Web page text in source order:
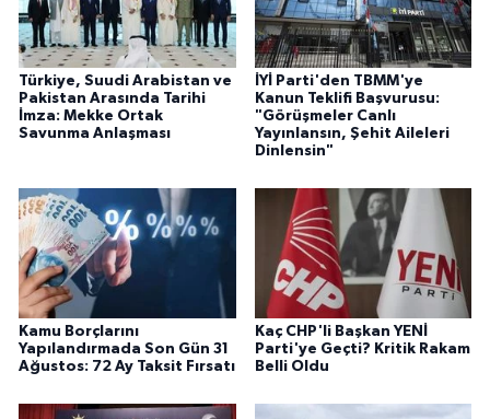
Türkiye, Suudi Arabistan ve
Pakistan Arasında Tarihi
İmza: Mekke Ortak
Savunma Anlaşması
İYİ Parti'den TBMM'ye
Kanun Teklifi Başvurusu:
"Görüşmeler Canlı
Yayınlansın, Şehit Aileleri
Dinlensin"
Kamu Borçlarını
Yapılandırmada Son Gün 31
Ağustos: 72 Ay Taksit Fırsatı
Kaç CHP'li Başkan YENİ
Parti'ye Geçti? Kritik Rakam
Belli Oldu